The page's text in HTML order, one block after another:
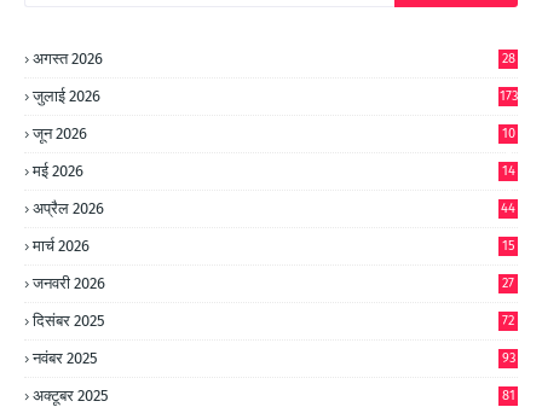
अगस्त 2026 28
जुलाई 2026 173
जून 2026
10
मई 2026
14
अप्रैल 2026 44
मार्च 2026 15
जनवरी 2026 27
दिसंबर 2025 72
नवंबर 2025 93
अक्टूबर 2025 81